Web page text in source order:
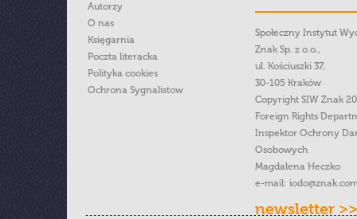
Autorzy
O nas
Księgarnia
Poczta literacka
Polityka cookies
Ochrona Sygnalistow
Społeczny Instytut
Znak Sp. z o.o.,
ul. Kościuszki 37,
30-105 Kraków
Copyright SIW Znak
Foreign Rights
Inspektor Ochrony
Osobowych
Magdalena Heczko
e-mail:
newsletter >>